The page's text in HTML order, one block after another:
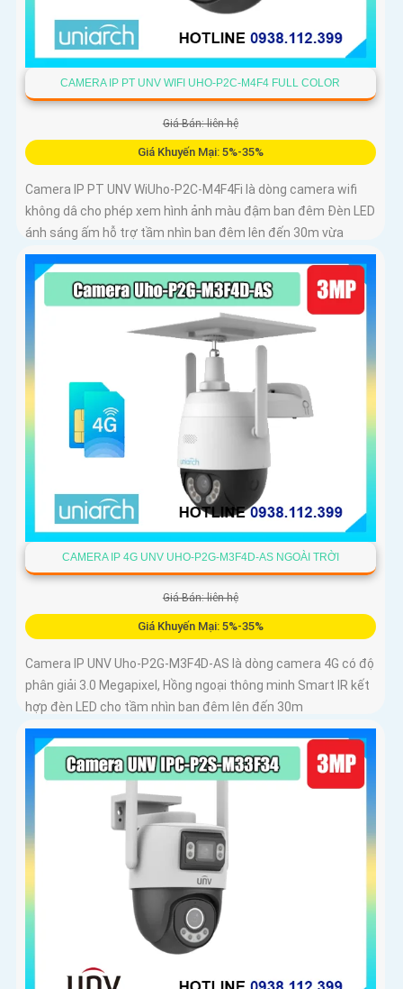
CAMERA IP PT UNV WIFI UHO-P2C-M4F4 FULL COLOR
Giá Bán: liên hệ
Giá Khuyến Mại: 5%-35%
Camera IP PT UNV WiUho-P2C-M4F4Fi là dòng camera wifi
không dâ cho phép xem hình ảnh màu đậm ban đêm Đèn LED
ánh sáng ấm hỗ trợ tầm nhìn ban đêm lên đến 30m vừa
chiếu sáng vừa cảnh báo với độ phân giải 4
CAMERA IP 4G UNV UHO-P2G-M3F4D-AS NGOÀI TRỜI
Giá Bán: liên hệ
Giá Khuyến Mại: 5%-35%
Camera IP UNV Uho-P2G-M3F4D-AS là dòng camera 4G có độ
phân giải 3.0 Megapixel, Hồng ngoại thông minh Smart IR kết
hợp đèn LED cho tầm nhìn ban đêm lên đến 30m